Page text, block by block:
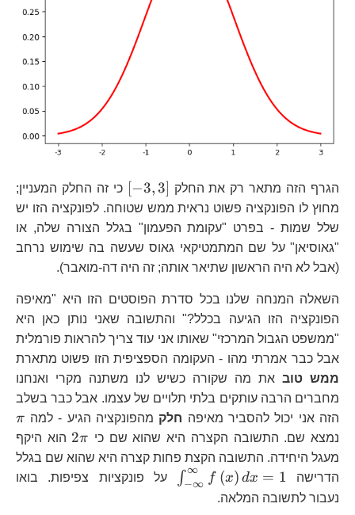
הגרף הזה מתאר רק את החלק
\left[-3,3\right]
[−3,3]
כי זה החלק המעניין;
מחוץ לו הפונקציה פשוט נראית ממש שטוחה. לפונקציה הזו יש
שלל שמות - בפרט "עקומת הפעמון" בגלל הצורה שלה, או
"גאוסיאן" על שם המתמטיקאי גאוס שעשה בה שימוש נרחב
(אבל לא היה הראשון שתיאר אותה; זה היה דה-מואבר).
השאלה המנחה שלנו בכל סדרת הפוסטים הזו היא "מאיפה
הפונקציה הזו הגיעה בכלל?" והתשובה שאני נותן כאן היא
"ממשפט הגבול המרכזי" שאותו אני עוד צריך להראות פורמלית
אבל כבר אמרתי מהו - העקומה הספציפית הזו פשוט מתארת
ממש טוב את מה שקורה כשיש לנו משתנה מקרי ואנחנו
מחברים הרבה עותקים בלתי תלויים של עצמו. אבל כבר בשלב
הזה אני יכול להסביר מאיפה חלק מהפונקציה הגיע - למה π
נמצא שם. התשובה הקצרה היא שהוא שם כי
2\pi
2π
הוא היקף
מעגל היחידה. התשובה הקצת פחות קצרה היא שהוא שם בגלל
הדרישה
\int_{-
∫−∞
∞
f (x) dx = 1
על פונקציות צפיפות. בואו
נעבור לתשובה המלאה.